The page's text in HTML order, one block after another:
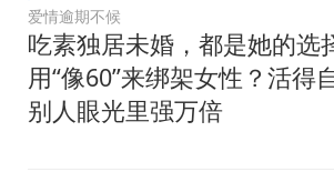
爱情逾期不候
吃素独居未婚，都是她的选
用“像60”来绑架女性？活得
别人眼光里强万倍